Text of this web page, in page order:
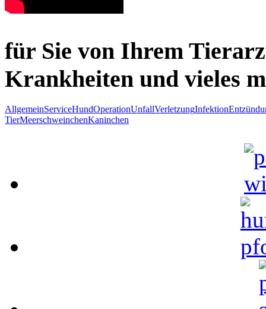
für Sie von Ihrem
Krankheiten und vieles
AllgemeinServiceHundOperationUnfallVerletzungInfektion
TierMeerschweinchenKaninchen